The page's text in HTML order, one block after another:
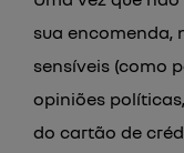
sua encomenda,
sensíveis (como
opiniões
do cartão de